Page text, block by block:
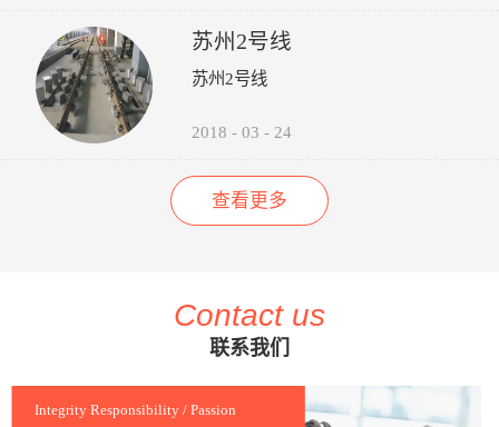
了，管理更规范标准了，我们
上了一个新台阶了。” ——重
修管理人员
苏州2号线
苏州2号线
2018 - 03 - 24
查看更多
Contact us
联系我们
Integrity Responsibility / Passion